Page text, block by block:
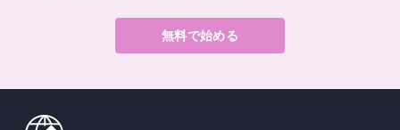
無料で始める